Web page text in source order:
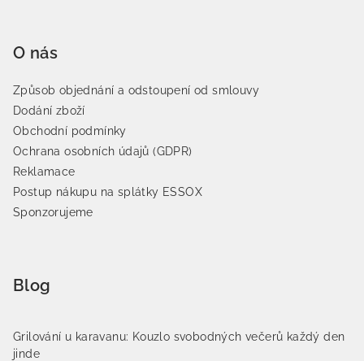
O nás
Způsob objednání a odstoupení od smlouvy
Dodání zboží
Obchodní podmínky
Ochrana osobních údajů (GDPR)
Reklamace
Postup nákupu na splátky ESSOX
Sponzorujeme
Blog
Grilování u karavanu: Kouzlo svobodných večerů každý den
jinde